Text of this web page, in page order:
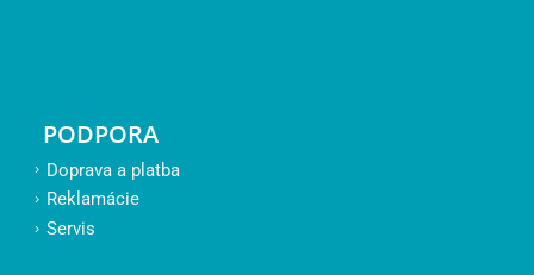
PODPORA
Doprava a platba
Reklamácie
Servis